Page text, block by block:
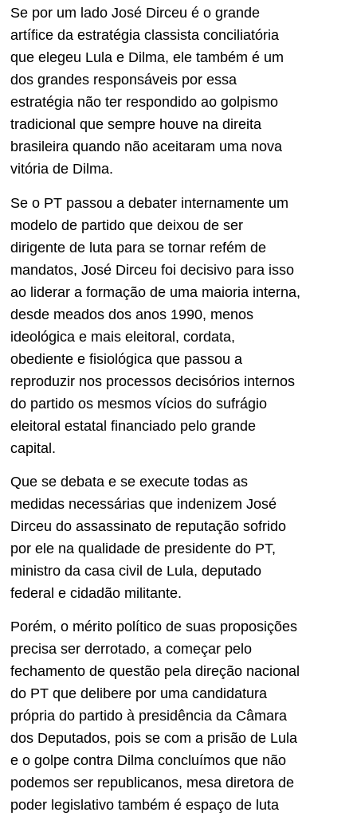
Se por um lado José Dirceu é o grande
artífice da estratégia classista conciliatória
que elegeu Lula e Dilma, ele também é um
dos grandes responsáveis por essa
estratégia não ter respondido ao golpismo
tradicional que sempre houve na direita
brasileira quando não aceitaram uma nova
vitória de Dilma.
Se o PT passou a debater internamente um
modelo de partido que deixou de ser
dirigente de luta para se tornar refém de
mandatos, José Dirceu foi decisivo para isso
ao liderar a formação de uma maioria interna,
desde meados dos anos 1990, menos
ideológica e mais eleitoral, cordata,
obediente e fisiológica que passou a
reproduzir nos processos decisórios internos
do partido os mesmos vícios do sufrágio
eleitoral estatal financiado pelo grande
capital.
Que se debata e se execute todas as
medidas necessárias que indenizem José
Dirceu do assassinato de reputação sofrido
por ele na qualidade de presidente do PT,
ministro da casa civil de Lula, deputado
federal e cidadão militante.
Porém, o mérito político de suas proposições
precisa ser derrotado, a começar pelo
fechamento de questão pela direção nacional
do PT que delibere por uma candidatura
própria do partido à presidência da Câmara
dos Deputados, pois se com a prisão de Lula
e o golpe contra Dilma concluímos que não
podemos ser republicanos, mesa diretora de
poder legislativo também é espaço de luta